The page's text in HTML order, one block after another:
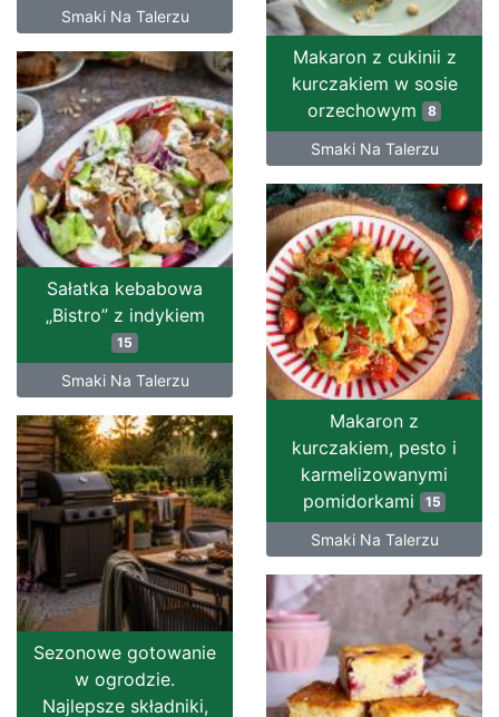
Smaki Na Talerzu
Makaron z cukinii z
kurczakiem w sosie
orzechowym
8
Smaki Na Talerzu
Sałatka kebabowa
„Bistro” z indykiem
15
Smaki Na Talerzu
Makaron z
kurczakiem, pesto i
karmelizowanymi
pomidorkami
15
Smaki Na Talerzu
Sezonowe gotowanie
w ogrodzie.
Najlepsze składniki,